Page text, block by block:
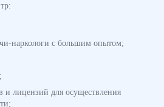
наркологи с большим опытом;
и лицензий для осуществления